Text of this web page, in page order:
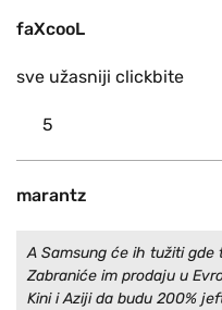
faXcooL
sve užasniji clickbite
5
marantz
A Samsung će ih tužiti gde
Zabraniće im prodaju u
Kini i Aziji da budu 200%